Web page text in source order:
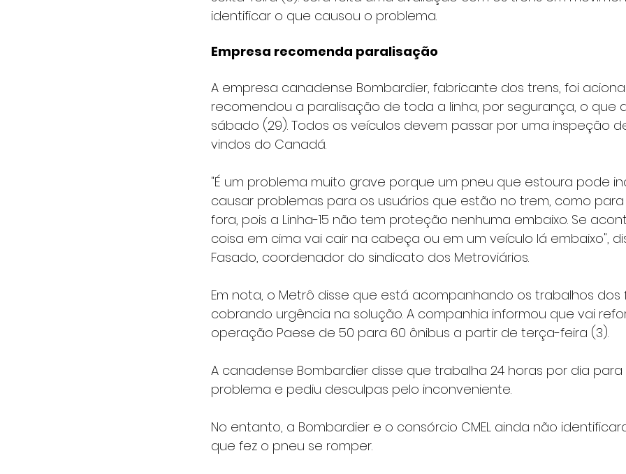
identificar o que causou o problema.
Empresa recomenda paralisação
A empresa canadense Bombardier, fabricante dos trens, foi
recomendou a paralisação de toda a linha, por segurança, o que
sábado (29). Todos os veículos devem passar por uma inspeção
vindos do Canadá.
"É um problema muito grave porque um pneu que estoura pode
causar problemas para os usuários que estão no trem, como
fora, pois a Linha-15 não tem proteção nenhuma embaixo. Se
coisa em cima vai cair na cabeça ou em um veículo lá embaixo",
Fasado, coordenador do sindicato dos Metroviários.
Em nota, o Metrô disse que está acompanhando os trabalhos
cobrando urgência na solução. A companhia informou que vai
operação Paese de 50 para 60 ônibus a partir de terça-feira (3).
A canadense Bombardier disse que trabalha 24 horas por dia para
problema e pediu desculpas pelo inconveniente.
No entanto, a Bombardier e o consórcio CMEL ainda não
que fez o pneu se romper.